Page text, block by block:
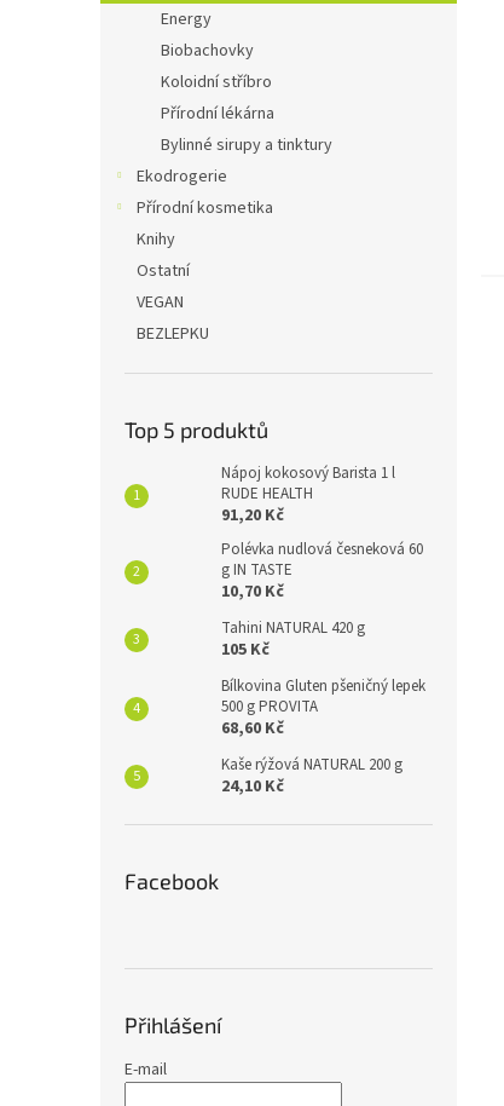
n
Energy
Biobachovky
Koloidní stříbro
Přírodní lékárna
Bylinné sirupy a tinktury
Ekodrogerie
Přírodní kosmetika
Knihy
Ostatní
VEGAN
BEZLEPKU
Top 5 produktů
Nápoj kokosový Barista 1 l
RUDE HEALTH
91,20 Kč
Polévka nudlová česneková 60
g IN TASTE
10,70 Kč
Tahini NATURAL 420 g
105 Kč
Bílkovina Gluten pšeničný lepek
500 g PROVITA
68,60 Kč
Kaše rýžová NATURAL 200 g
24,10 Kč
Facebook
Přihlášení
E-mail